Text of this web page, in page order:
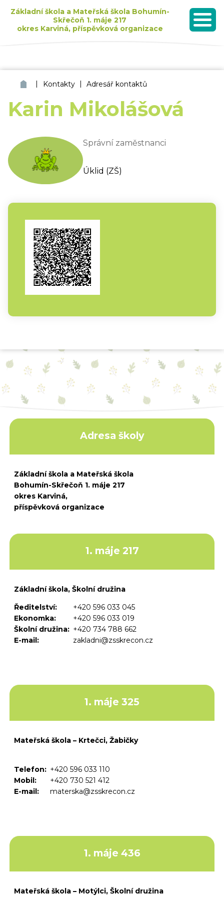
Základní škola a Mateřská škola Bohumín-
Skřečoň 1. máje 217
okres Karviná, příspěvková organizace
MENU
ZŠ a MŠ Bohumín Skřečoň
| Kontakty | Adresář kontaktů
Karin Mikolášová
Správní zaměstnanci
Úklid (ZŠ)
Adresa školy
Základní škola a Mateřská škola
Bohumín-Skřečoň 1. máje 217
okres Karviná,
příspěvková organizace
1. máje 217
Základní škola, Školní družina
Ředitelství:
+420 596 033 045
Ekonomka:
+420 596 033 019
Školní družina: +420 734 788 662
E-mail:
zakladni@zsskrecon.cz
1. máje 325
Mateřská škola – Krtečci, Žabičky
Telefon: +420 596 033 110
Mobil:
+420 730 521 412
E-mail:
materska@zsskrecon.cz
1. máje 436
Mateřská škola – Motýlci, Školní družina